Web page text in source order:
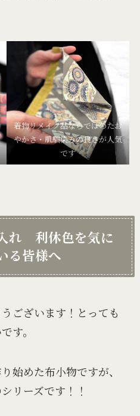
着物リメイク品ならではのたお
やかさ・肌馴染みの良さが人気
です
れ 利休色を気に
る皆様へ
ございます！とっても
す。
始めた布小物ですが、
リーズです！！